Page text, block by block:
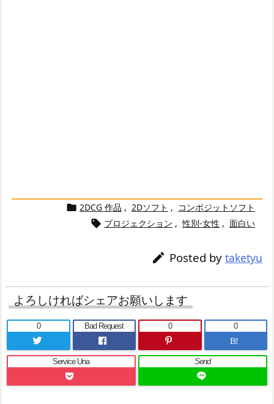
 2DCG 作品 , 2Dソフト , コンポジットソフト
 プロジェクション , 性別-女性 , 面白い
 Posted by taketyu
よろしければシェアお願いします
0 Bad Request
0
B!
0
Service Una Send